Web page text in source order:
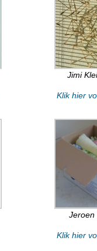
Jimi
Klik hier
Jeroen
Klik hier